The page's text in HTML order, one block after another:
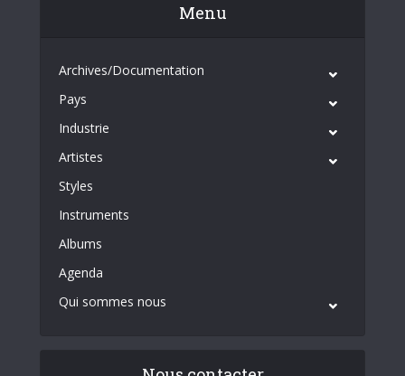
Menu
Archives/Documentation
Pays
Industrie
Artistes
Styles
Instruments
Albums
Agenda
Qui sommes nous